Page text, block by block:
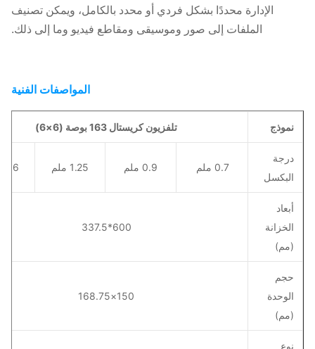
الإدارة محددًا بشكل فردي أو محدد بالكامل، ويمكن تصنيف
الملفات إلى صور وموسيقى ومقاطع فيديو وما إلى ذلك.
المواصفات الفنية
نموذج تلفزيون كريستال 163 بوصة (6×6)
درجة
البكسل
0.7 ملم 0.9 ملم 1.25 ملم 1.56
أبعاد
الخزانة
(مم)
600*337.5
حجم
الوحدة
(مم)
150×168.75
نوع